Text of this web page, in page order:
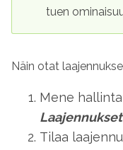
tuen
Näin otat
Mene
Laajennukset
Tilaa